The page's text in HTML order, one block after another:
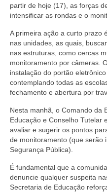
partir de hoje (17), as forças
intensificar as rondas e o
A primeira ação a curto prazo
nas unidades, as quais,
nas estruturas, como cercas
monitoramento por câmeras.
instalação do portão
contemplando todas as
fechamento e abertura por
Nesta manhã, o Comando da
Educação e Conselho Tutelar
avaliar e sugerir os pontos
de monitoramento (que serão
Segurança Pública).
É fundamental que a
denuncie qualquer suspeita
Secretaria de Educação